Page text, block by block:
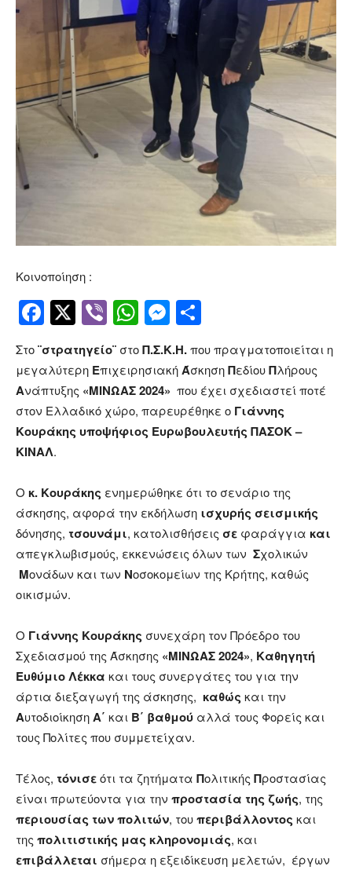
Κοινοποίηση :
Facebook
Twitter
ViberWhatsApp
Messenger
Στο¨στρατηγείο¨ στοΠ.Σ.Κ.Η.που πραγματοποιείται η
μεγαλύτερη ΕπιχειρησιακήΆσκησηΠεδίουΠλήρους
Ανάπτυξης «ΜΙΝΩΑΣ 2024» που έχει σχεδιαστεί ποτέ
στον Ελλαδικό χώρο, παρευρέθηκε ο Γιάννης
Κουράκης υποψήφιος Ευρωβουλευτής ΠΑΣΟΚ –
ΚΙΝΑΛ.
Ο κ. Κουράκης ενημερώθηκε ότι το σενάριο της
άσκησης, αφορά την εκδήλωση ισχυρής σεισμικής
δόνησης, τσουνάμι, κατολισθήσεις σε φαράγγια και
απεγκλωβισμούς, εκκενώσεις όλων των Σχολικών
Μονάδων και των Νοσοκομείων της Κρήτης, καθώς
οικισμών.
Ο Γιάννης Κουράκης συνεχάρη τον Πρόεδρο του
Σχεδιασμού της Άσκησης «ΜΙΝΩΑΣ 2024», Καθηγητή
Ευθύμιο Λέκκα και τους συνεργάτες του για την
άρτια διεξαγωγή της άσκησης, καθώς και την
ΑυτοδιοίκησηΑ΄ και Β΄ βαθμού αλλά τους Φορείς και
τους Πολίτες που συμμετείχαν.
Τέλος, τόνισεότι τα ζητήματα Πολιτικής Προστασίας
είναι πρωτεύοντα για την προστασία της ζωής, της
περιουσίας των πολιτών, τουπεριβάλλοντος και
της πολιτιστικής μας κληρονομιάς, και
επιβάλλεται σήμερα η εξειδίκευση μελετών, έργων